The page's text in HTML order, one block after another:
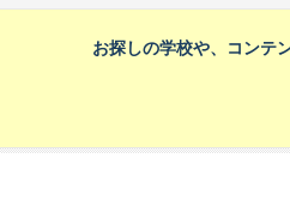
お探しの学校や、コンテ